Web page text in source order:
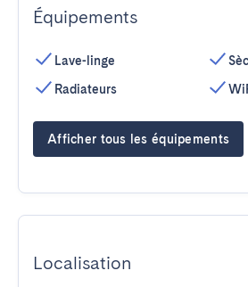
Équipements
Lave-linge
Radiateurs
Afficher tous les équipements
Localisation